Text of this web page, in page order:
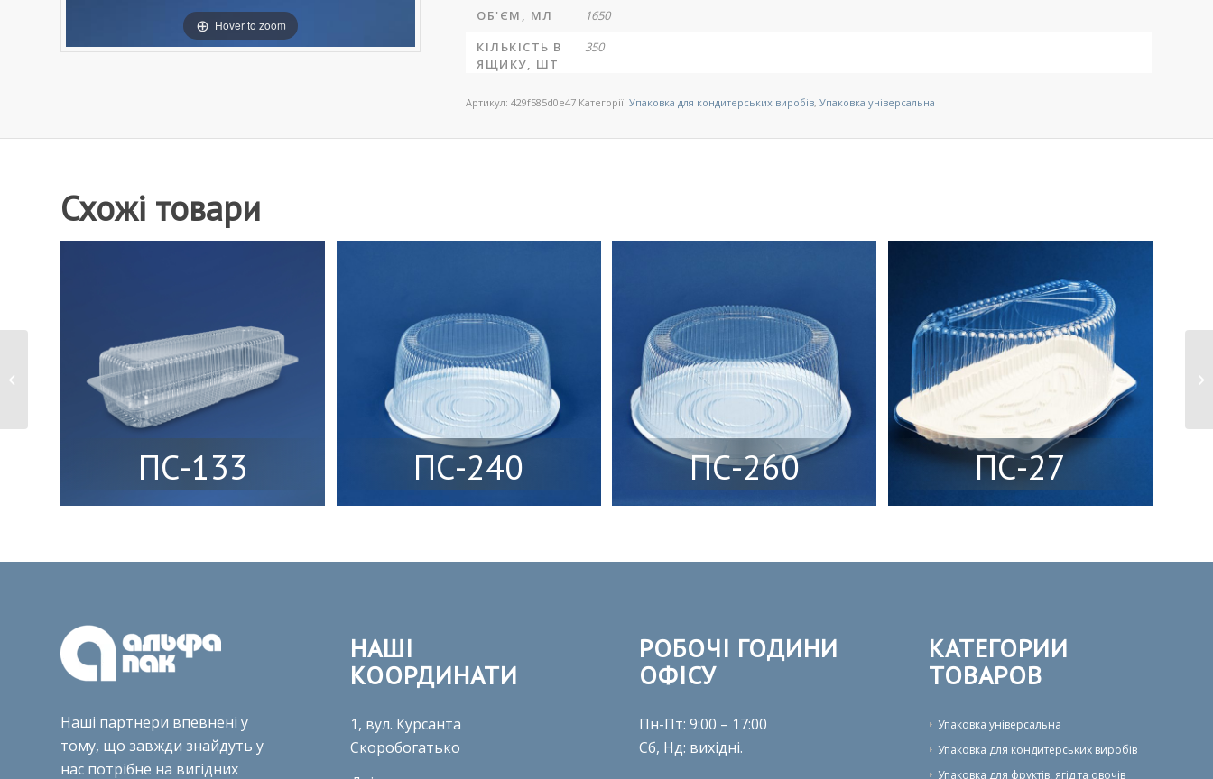
Hover to zoom
ОБ'ЄМ, МЛ
1650
КІЛЬКІСТЬ В
ЯЩИКУ, ШТ
350
Артикул:429f585d0e47 Категорії:Упаковка для кондитерських виробів,Упаковка універсальна
Схожі товари
ПС-133 ПС-240 ПС-260 ПС-27
Наші партнери впевнені у
тому, що завжди знайдуть у
нас потрібне на вигідних
НАШІ
КООРДИНАТИ
1, вул. Курсанта
Скоробогатько
РОБОЧІ ГОДИНИ
ОФІСУ
Пн-Пт: 9:00 – 17:00
Сб, Нд: вихідні.
КАТЕГОРИИ
ТОВАРОВ
Упаковка універсальна
Упаковка для кондитерських виробів
Упаковка для фруктів, ягід та овочів
ПП-116-500